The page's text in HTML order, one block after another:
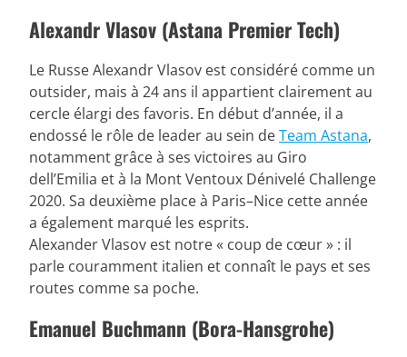
Alexandr Vlasov (Astana Premier Tech)
Le Russe Alexandr Vlasov est considéré comme un
outsider, mais à 24 ans il appartient clairement au
cercle élargi des favoris. En début d’année, il a
endossé le rôle de leader au sein deTeam Astana,
notamment grâce à ses victoires au Giro
dell’Emilia et à la Mont Ventoux Dénivelé Challenge
2020. Sa deuxième place à Paris–Nice cette année
a également marqué les esprits.
Alexander Vlasov est notre « coup de cœur » : il
parle couramment italien et connaît le pays et ses
routes comme sa poche.
Emanuel Buchmann (Bora-Hansgrohe)